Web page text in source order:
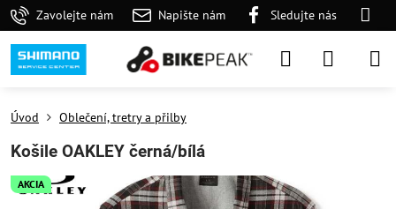
Zavolejte nám Napište nám Sledujte nás
AKCIA
Úvod Oblečení, tretry a přilby
Košile OAKLEY černá/bílá